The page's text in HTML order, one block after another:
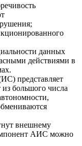
данных
действиями в
представляет
большого числа
внешнему
АИС можно